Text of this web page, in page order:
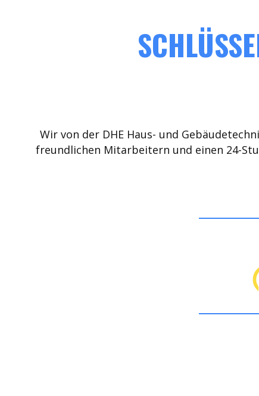
Wir von der DHE Haus- und
freundlichen Mitarbeitern und einen 24-